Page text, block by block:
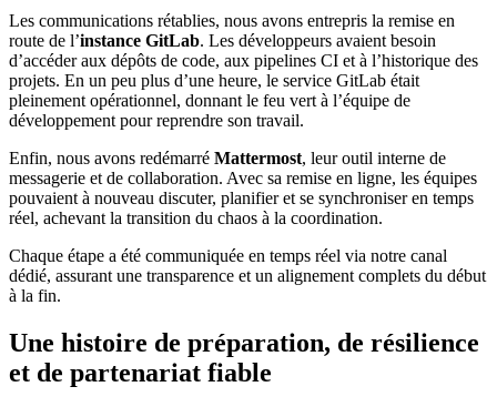
Les communications rétablies, nous avons entrepris la remise en
route de l’instance GitLab. Les développeurs avaient besoin
d’accéder aux dépôts de code, aux pipelines CI et à l’historique des
projets. En un peu plus d’une heure, le service GitLab était
pleinement opérationnel, donnant le feu vert à l’équipe de
développement pour reprendre son travail.
Enfin, nous avons redémarré Mattermost, leur outil interne de
messagerie et de collaboration. Avec sa remise en ligne, les équipes
pouvaient à nouveau discuter, planifier et se synchroniser en temps
réel, achevant la transition du chaos à la coordination.
Chaque étape a été communiquée en temps réel via notre canal
dédié, assurant une transparence et un alignement complets du début
à la fin.
Une histoire de préparation, de résilience
et de partenariat fiable